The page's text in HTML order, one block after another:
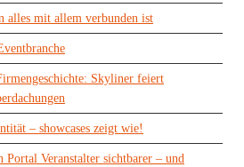
alles mit allem verbunden ist
Skyliner feiert
– showcases zeigt wie!
Portal Veranstalter sichtbarer – und